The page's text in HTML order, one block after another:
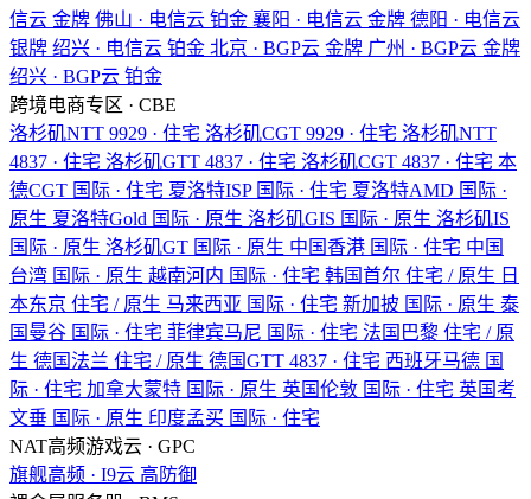
信云 金牌 佛山 · 电信云 铂金 襄阳 · 电信云 金牌 德阳 · 电信云
银牌 绍兴 · 电信云 铂金 北京 · BGP云 金牌 广州 · BGP云 金牌
绍兴 · BGP云 铂金
跨境电商专区 · CBE
洛杉矶NTT 9929 · 住宅 洛杉矶CGT 9929 · 住宅 洛杉矶NTT
4837 · 住宅 洛杉矶GTT 4837 · 住宅 洛杉矶CGT 4837 · 住宅 本
德CGT 国际 · 住宅 夏洛特ISP 国际 · 住宅 夏洛特AMD 国际 ·
原生 夏洛特Gold 国际 · 原生 洛杉矶GIS 国际 · 原生 洛杉矶IS
国际 · 原生 洛杉矶GT 国际 · 原生 中国香港 国际 · 住宅 中国
台湾 国际 · 原生 越南河内 国际 · 住宅 韩国首尔 住宅 / 原生 日
本东京 住宅 / 原生 马来西亚 国际 · 住宅 新加披 国际 · 原生 泰
国曼谷 国际 · 住宅 菲律宾马尼 国际 · 住宅 法国巴黎 住宅 / 原
生 德国法兰 住宅 / 原生 德国GTT 4837 · 住宅 西班牙马德 国
际 · 住宅 加拿大蒙特 国际 · 原生 英国伦敦 国际 · 住宅 英国考
文垂 国际 · 原生 印度孟买 国际 · 住宅
NAT高频游戏云 · GPC
旗舰高频 · I9云 高防御